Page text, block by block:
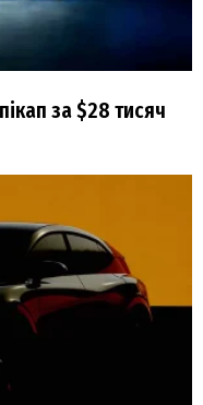
за $28 тисяч